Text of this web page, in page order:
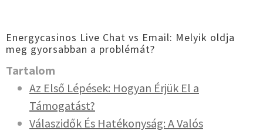
Energycasinos Live Chat vs Email: Melyik oldja
meg gyorsabban a problémát?
Tar­ta­lom
Az Első Lépé­sek: Hogyan Érjük El a
Támogatást?
Válas­zi­dők És Haté­ko­nyság: A Valós